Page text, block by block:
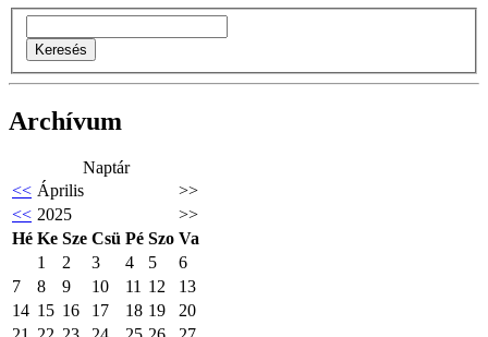
Archívum
Naptár
<< Április
>>
<< 2025
>>
Hé Ke Sze Csü Pé Szo Va
1
2 3 4 5
6
7
8 9 10 11 12
13
14 15 16 17 18 19
20